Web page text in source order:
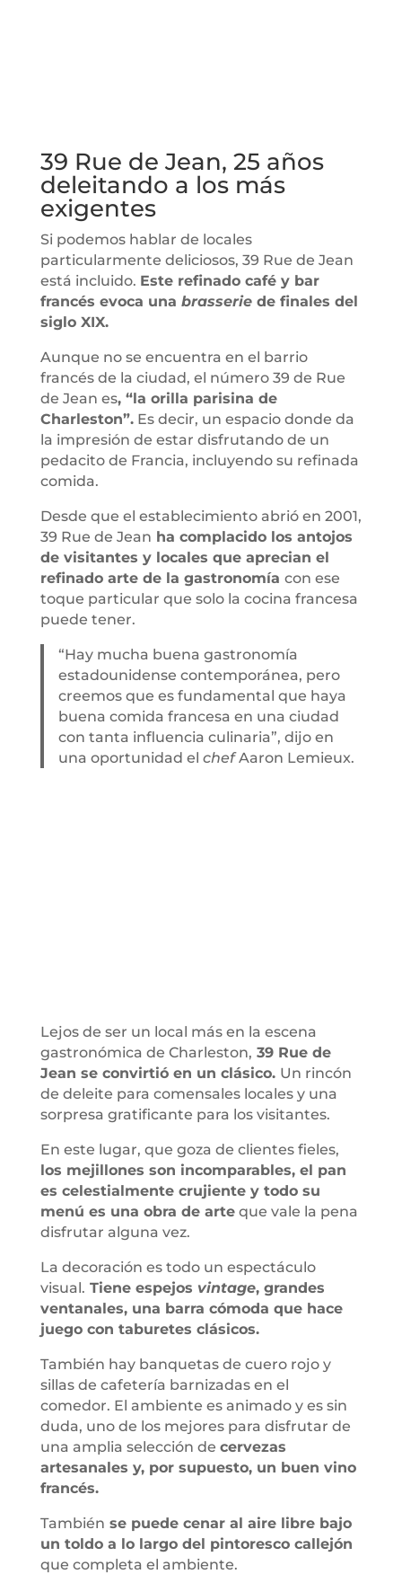
39 Rue de Jean, 25 años
deleitando a los más
exigentes
Si podemos hablar de locales
particularmente deliciosos, 39 Rue de Jean
está incluido. Este refinado café y bar
francés evoca una brasseriede finales del
siglo XIX.
Aunque no se encuentra en el barrio
francés de la ciudad, el número 39 de Rue
de Jean es, “la orilla parisina de
Charleston”.Es decir, un espacio donde da
la impresión de estar disfrutando de un
pedacito de Francia, incluyendo su refinada
comida.
Desde que el establecimiento abrió en 2001,
39 Rue de Jean ha complacido los antojos
de visitantes y locales que aprecian el
refinado arte de la gastronomía con ese
toque particular que solo la cocina francesa
puede tener.
“Hay mucha buena gastronomía
estadounidense contemporánea, pero
creemos que es fundamental que haya
buena comida francesa en una ciudad
con tanta influencia culinaria”, dijo en
una oportunidad el chefAaron Lemieux.
Lejos de ser un local más en la escena
gastronómica de Charleston, 39 Rue de
Jean se convirtió en un clásico. Un rincón
de deleite para comensales locales y una
sorpresa gratificante para los visitantes.
En este lugar, que goza de clientes fieles,
los mejillones son incomparables, el pan
es celestialmente crujiente y todo su
menú es una obra de arteque vale la pena
disfrutar alguna vez.
La decoración es todo un espectáculo
visual. Tiene espejos vintage, grandes
ventanales, una barra cómoda que hace
juego con taburetes clásicos.
También hay banquetas de cuero rojo y
sillas de cafetería barnizadas en el
comedor. El ambiente es animado y es sin
duda, uno de los mejores para disfrutar de
una amplia selección de cervezas
artesanales y, por supuesto, un buen vino
francés.
También se puede cenar al aire libre bajo
un toldo a lo largo del pintoresco callejón
que completa el ambiente.